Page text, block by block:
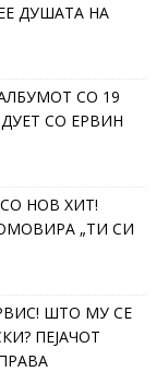
ДУШАТА НА
СО 19
СО ЕРВИН
НОВ ХИТ!
„ТИ СИ
ШТО МУ СЕ
ПЕЈАЧОТ